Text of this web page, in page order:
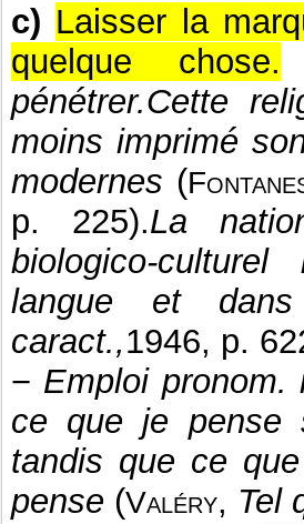
c) Laisser la
quelque chose.
pénétrer.Cette
moins imprimé
modernes (
p. 225).La
biologico-
langue et
caract.,1946, p.
− Emploi pronom.
ce que je pense
tandis que ce
pense (Valéry, Tel